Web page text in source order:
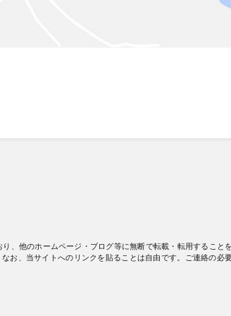
、他のホームページ・ブログ等に無断で転載・転用すること
お、当サイトへのリンクを貼ることは自由です。ご連絡の必